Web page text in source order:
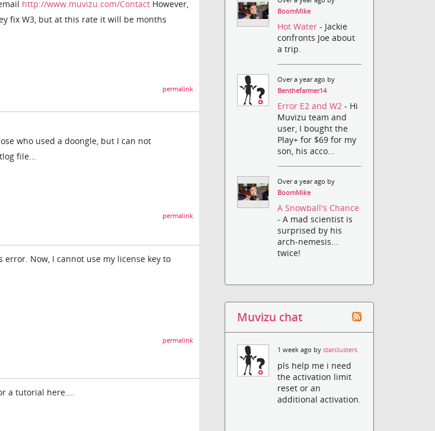
http://www.muvizu.com/Contact However,
fix W3, but at this rate it will be months
permalink
who used a doongle, but I can not
file...
permalink
Now, I cannot use my license key to
permalink
a tutorial here....
BoomMike
Hot Water- Jackie
confronts Joe about
a trip.
Over a year ago by
Benthefarmer14
Error E2 and W2- Hi
Muvizu team and
user, I bought the
Play+ for $69 for my
son, his acco...
Over a year ago by
BoomMike
A Snowball's Chance
- A mad scientist is
surprised by his
arch-nemesis...
twice!
Muvizu chat
1 week ago bystarclusters
pls help me i need
the activation limit
reset or an
additional activation.